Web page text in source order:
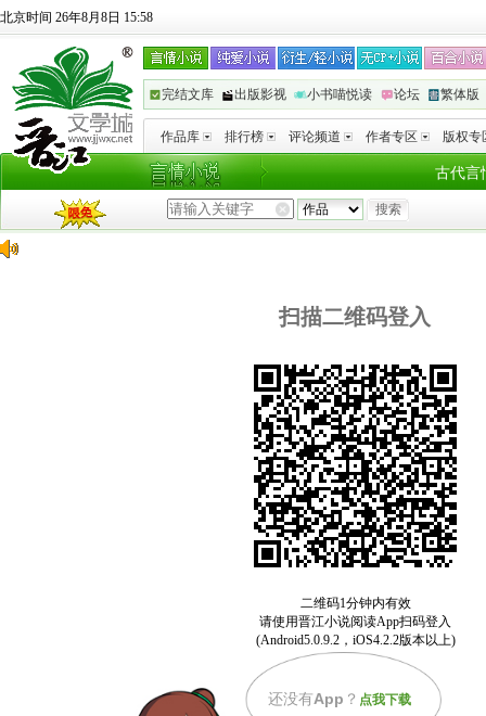
北京时间 26年8月8日 15:58
完结文库 出版影视 小书喵悦读 论坛 繁体版
作品库 排行榜 评论频道 作者专区 版权专
古代言
扫描二维码登入
还没有App ？ 点我下载